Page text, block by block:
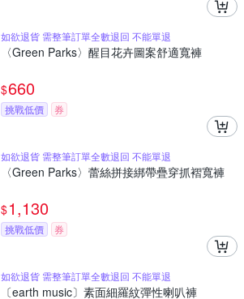
如欲退貨 需整筆訂單全數退回 不能單退
〈Green Parks〉醒目花卉圖案舒適寬褲
$660
挑戰低價 券
如欲退貨 需整筆訂單全數退回 不能單退
〈Green Parks〉蕾絲拼接綁帶疊穿抓褶寬褲
$1,130
挑戰低價 券
如欲退貨 需整筆訂單全數退回 不能單退
〔earth music〕素面細羅紋彈性喇叭褲